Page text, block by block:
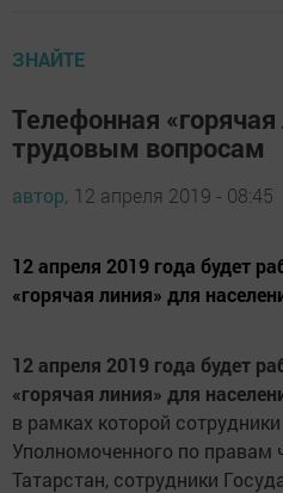
ЗНАЙТЕ
Телефонная «горячая
трудовым вопросам
автор, 12 апреля 2019 - 08:45
12 апреля 2019 года будет
«горячая линия» для
12 апреля 2019 года будет
«горячая линия» для
в рамках которой
Уполномоченного по правам
Татарстан, сотрудники